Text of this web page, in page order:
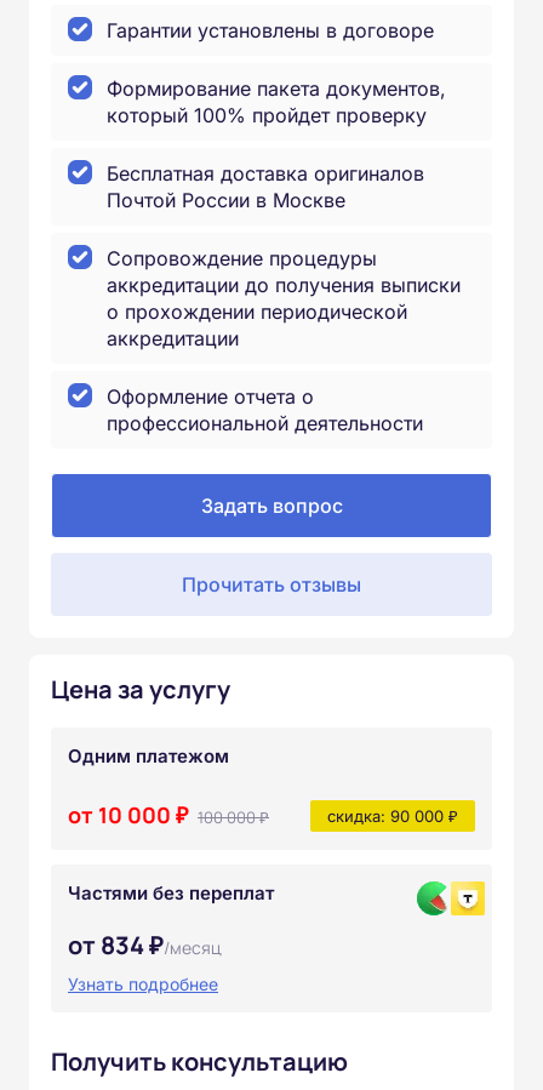
Гарантии установлены в договоре
Формирование пакета документов,
который 100% пройдет проверку
Бесплатная доставка оригиналов
Почтой России в Москве
Сопровождение процедуры
аккредитации до получения выписки
о прохождении периодической
аккредитации
Оформление отчета о
профессиональной деятельности
Задать вопрос
Прочитать отзывы
Цена за услугу
Одним платежом
от 10 000 ₽ 100 000 ₽ скидка: 90 000 ₽
Частями без переплат
от 834 ₽/месяц
Узнать подробнее
Получить консультацию